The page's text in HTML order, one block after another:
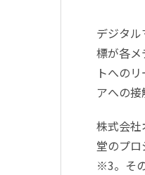
デジタ
標が各メ
トへの
アへの
株式会
堂のプ
※3。そ